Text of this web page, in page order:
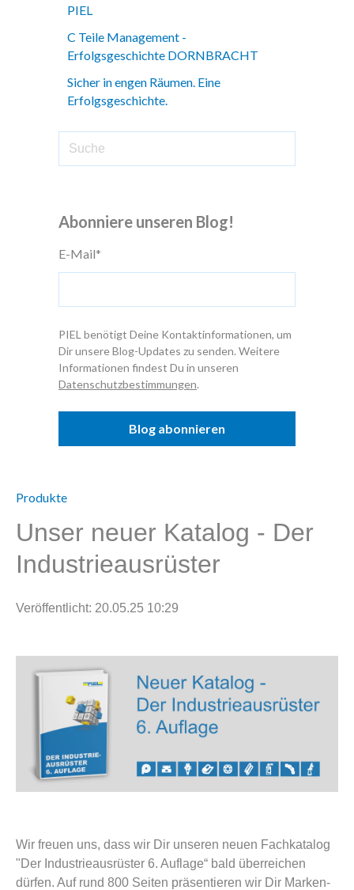
PIEL
C Teile Management -
Erfolgsgeschichte DORNBRACHT
Sicher in engen Räumen. Eine
Erfolgsgeschichte.
Abonniere unseren Blog!
E-Mail*
PIEL benötigt Deine Kontaktinformationen, um
Dir unsere Blog-Updates zu senden. Weitere
Informationen findest Du in unseren
Datenschutzbestimmungen.
Produkte
Unser neuer Katalog - Der
Industrieausrüster
Veröffentlicht: 20.05.25 10:29
Wir freuen uns, dass wir Dir unseren neuen Fachkatalog
"Der Industrieausrüster 6. Auflage“ bald überreichen
dürfen. Auf rund 800 Seiten präsentieren wir Dir Marken-